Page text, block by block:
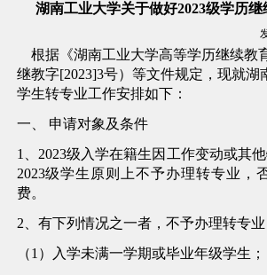
湖南工业大学关于做好2023级学历
根据《湖南工业大学高等学历继续教
继教字[2023]3号）等文件规定，现就湖
学生转专业工作安排如下：
一、 申请对象及条件
1、2023级入学在籍生因工作变动或其
2023级学生原则上不予办理转专业，
费。
2、有下列情况之一者，不予办理转专业
（1）入学未满一学期或毕业年级学生；